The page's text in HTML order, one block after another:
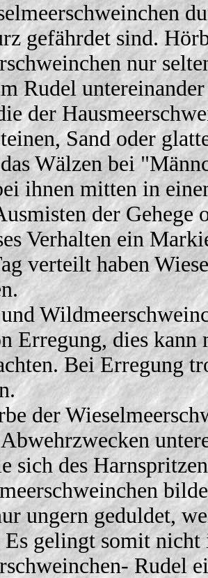
gefährdet sind.
nur
Rudel
der
Sand oder
Wälzen bei
ihnen mitten in
der
Verhalten ein
verteilt haben
Erregung, dies kann
Bei Erregung
der
sich des
ungern geduldet,
Es gelingt somit nicht
Rudel